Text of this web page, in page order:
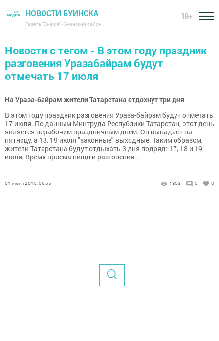
НОВОСТИ БУИНСКА
Газета "Знамя" - Буинский район
18+
Новости с тегом - В этом году праздник
разговения Уразабайрам будут
отмечать 17 июля
На Ураза-байрам жители Татарстана отдохнут три дня
В этом году праздник разговения Ураза-байрам будут отмечать
17 июля. По данным Минтруда Республики Татарстан, этот день
является нерабочим праздничным днем. Он выпадает на
пятницу, а 18, 19 июля "законные" выходные. Таким образом,
жители Татарстана будут отдыхать 3 дня подряд: 17, 18 и 19
июля. Время приема пищи и разговения...
01 июля 2015, 06:55 1303 0 0